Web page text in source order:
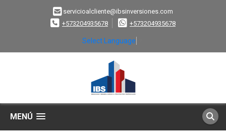
servicioalcliente@ibsinversiones.com
+573204935678
+573204935678
Select Language
MENÚ